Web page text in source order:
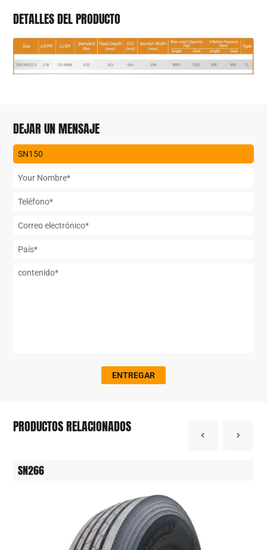
DETALLES DEL PRODUCTO
DEJAR UN MENSAJE
ENTREGAR
PRODUCTOS RELACIONADOS
SN266